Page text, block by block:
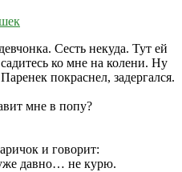
Сесть некуда. Тут ей
ко мне на колени. Ну
покраснел, задергался.
мне в попу?
и говорит:
давно… не курю.